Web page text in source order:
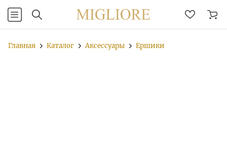
Главная Каталог Аксессуары Ершики